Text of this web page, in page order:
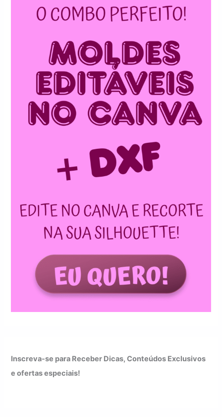
Inscreva-se para Receber Dicas, Conteúdos Exclusivos
e ofertas especiais!